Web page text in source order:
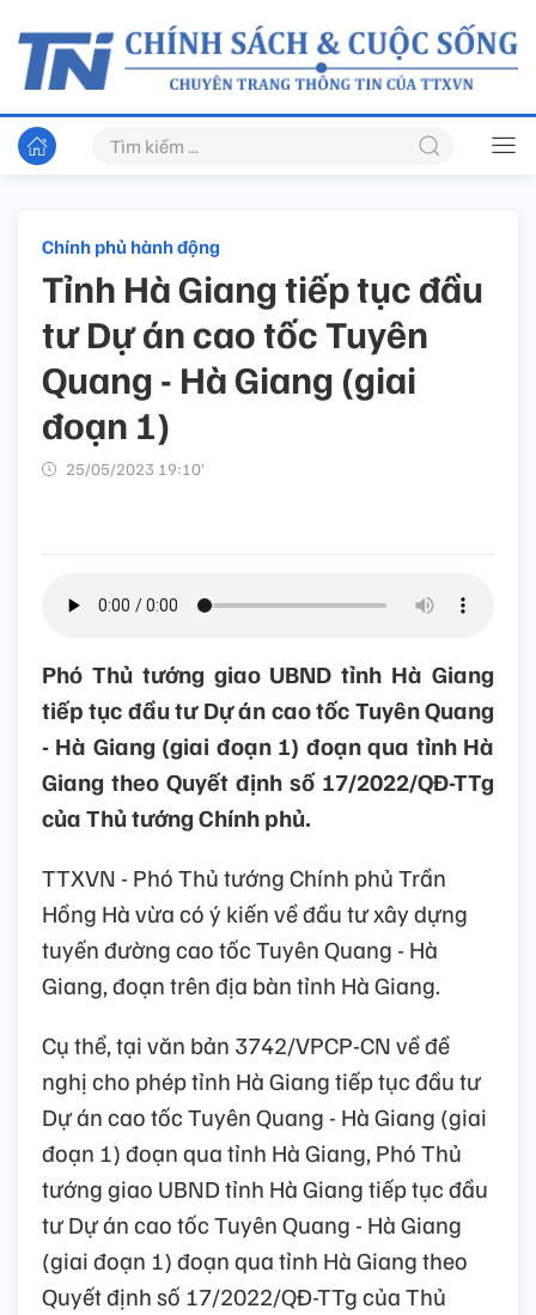
Chính phủ hành động
Tỉnh Hà Giang tiếp tục đầu
tư Dự án cao tốc Tuyên
Quang - Hà Giang (giai
đoạn 1)
25/05/2023 19:10’
Phó Thủ tướng giao UBND tỉnh Hà Giang
tiếp tục đầu tư Dự án cao tốc Tuyên Quang
- Hà Giang (giai đoạn 1) đoạn qua tỉnh Hà
Giang theo Quyết định số 17/2022/QĐ-TTg
của Thủ tướng Chính phủ.
TTXVN - Phó Thủ tướng Chính phủ Trần
Hồng Hà vừa có ý kiến về đầu tư xây dựng
tuyến đường cao tốc Tuyên Quang - Hà
Giang, đoạn trên địa bàn tỉnh Hà Giang.
Cụ thể, tại văn bản 3742/VPCP-CN về đề
nghị cho phép tỉnh Hà Giang tiếp tục đầu tư
Dự án cao tốc Tuyên Quang - Hà Giang (giai
đoạn 1) đoạn qua tỉnh Hà Giang, Phó Thủ
tướng giao UBND tỉnh Hà Giang tiếp tục đầu
tư Dự án cao tốc Tuyên Quang - Hà Giang
(giai đoạn 1) đoạn qua tỉnh Hà Giang theo
Quyết định số 17/2022/QĐ-TTg của Thủ